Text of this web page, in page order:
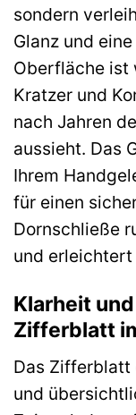
sondern
Glanz und
Oberfläche ist
Kratzer und
nach Jahren
aussieht. Das
Ihrem
für einen
Dornschließe
und
Klarheit
Zifferblatt
Das Zifferblatt
und